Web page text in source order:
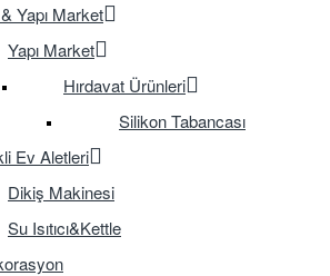
Yapı Market
Yapı Market
Hırdavat Ürünleri
Silikon Tabancası
Ev Aletleri
Dikiş Makinesi
Su Isıtıcı&Kettle